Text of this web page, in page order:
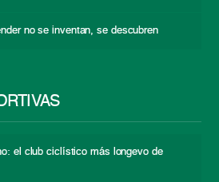
no se inventan, se descubren
el club ciclístico más longevo de